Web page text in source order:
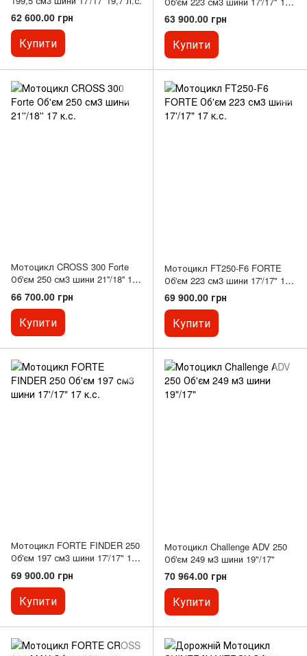
62 600.00 грн
Купити
к.с.
63 900.00 грн
Купити
Мотоцикл CROSS 300 Forte
Об'єм 250 см3 шини 21''/18'' 17
к.с.
66 700.00 грн
Купити
Мотоцикл FT250-F6 FORTE
Об'єм 223 см3 шини 17'/17" 17
к.с.
69 900.00 грн
Купити
Мотоцикл FORTE FINDER 250
Об'єм 197 см3 шини 17'/17" 17
к.с.
69 900.00 грн
Купити
Мотоцикл Challenge ADV 250
Об'єм 249 м3 шини 19"/17"
70 964.00 грн
Купити